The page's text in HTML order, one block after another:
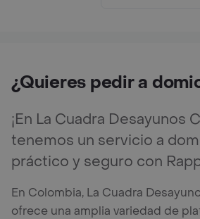
¿Quieres pedir a
¡En La Cuadra Desayunos
tenemos un servicio a
práctico y seguro con
En Colombia, La Cuadra
ofrece una amplia variedad de